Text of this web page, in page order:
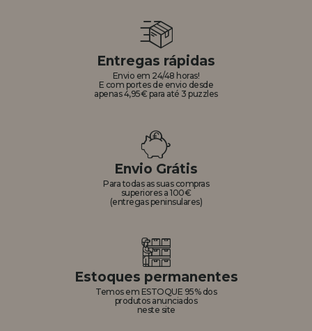
Entregas rápidas
Envio em 24/48 horas!
E com portes de envio desde
apenas 4,95€ para até 3 puzzles
Envio Grátis
Para todas as suas compras
superiores a 100€
(entregas peninsulares)
Estoques permanentes
Temos em ESTOQUE 95% dos
produtos anunciados
neste site